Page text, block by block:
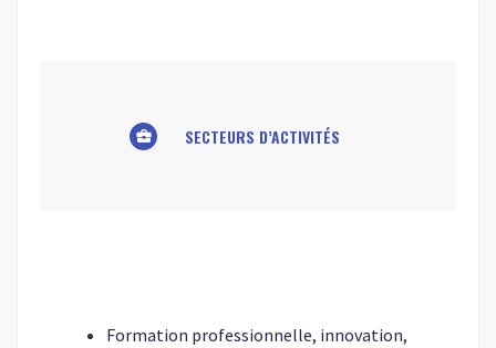
business_center SECTEURS D’ACTIVITÉS
Formation professionnelle, innovation,